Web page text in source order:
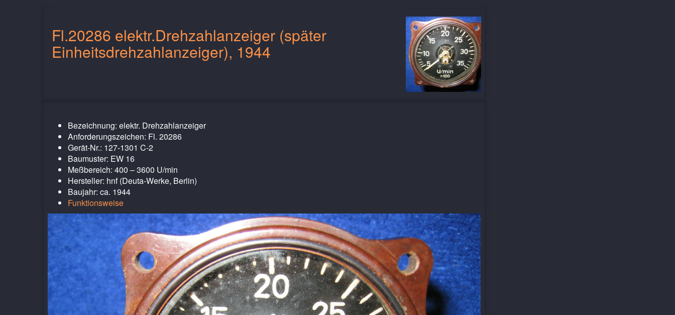
Fl.20286 elektr.Drehzahlanzeiger (später
Einheitsdrehzahlanzeiger), 1944
Bezeichnung: elektr. Drehzahlanzeiger
Anforderungszeichen: Fl. 20286
Gerät-Nr.: 127-1301 C-2
Baumuster: EW 16
Meßbereich: 400 – 3600 U/min
Hersteller: hnf (Deuta-Werke, Berlin)
Baujahr: ca. 1944
Funktionsweise